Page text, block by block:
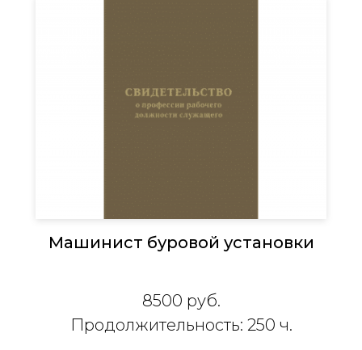
Машинист буровой установки
8500 руб.
Продолжительность: 250 ч.